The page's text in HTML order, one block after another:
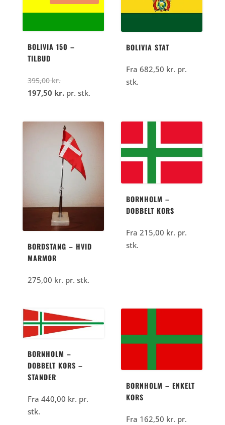
BOLIVIA 150 –
TILBUD
395,00kr.Den
oprindelige
395,00
kr..
197,50 kr.Den
er:
197,50
kr..
pr. stk.
BOLIVIA STAT
Fra682,50 kr. pr.
stk.
BORDSTANG – HVID
MARMOR
275,00 kr. pr. stk.
BORNHOLM –
DOBBELT KORS
Fra215,00 kr. pr.
stk.
BORNHOLM –
DOBBELT KORS –
STANDER
Fra 440,00 kr. pr.
stk.
BORNHOLM – ENKELT
KORS
Fra 162,50 kr. pr.